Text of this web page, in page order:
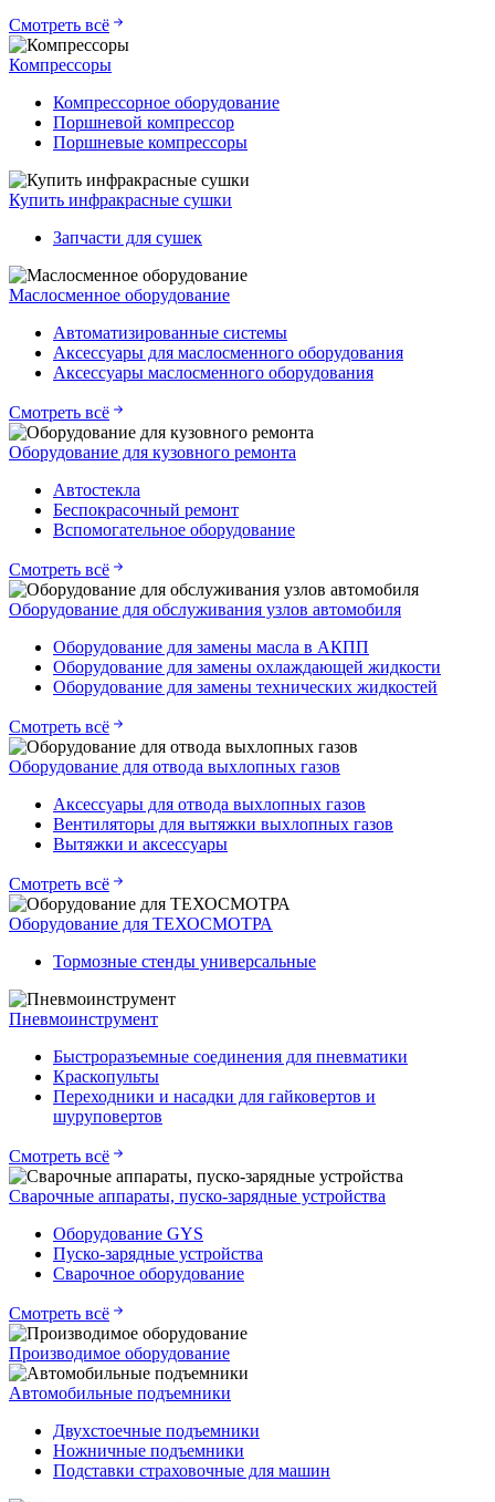
Смотреть всё
Компрессоры
Компрессорное оборудование
Поршневой компрессор
Поршневые компрессоры
Купить инфракрасные сушки
Запчасти для сушек
Маслосменное оборудование
Автоматизированные системы
Аксессуары для маслосменного оборудования
Аксессуары маслосменного оборудования
Смотреть всё
Оборудование для кузовного ремонта
Автостекла
Беспокрасочный ремонт
Вспомогательное оборудование
Смотреть всё
Оборудование для обслуживания узлов автомобиля
Оборудование для замены масла в АКПП
Оборудование для замены охлаждающей жидкости
Оборудование для замены технических жидкостей
Смотреть всё
Оборудование для отвода выхлопных газов
Аксессуары для отвода выхлопных газов
Вентиляторы для вытяжки выхлопных газов
Вытяжки и аксессуары
Смотреть всё
Оборудование для ТЕХОСМОТРА
Тормозные стенды универсальные
Пневмоинструмент
Быстроразъемные соединения для пневматики
Краскопульты
Переходники и насадки для гайковертов и
шуруповертов
Смотреть всё
Сварочные аппараты, пуско-зарядные устройства
Оборудование GYS
Пуско-зарядные устройства
Сварочное оборудование
Смотреть всё
Производимое оборудование
Автомобильные подъемники
Двухстоечные подъемники
Ножничные подъемники
Подставки страховочные для машин